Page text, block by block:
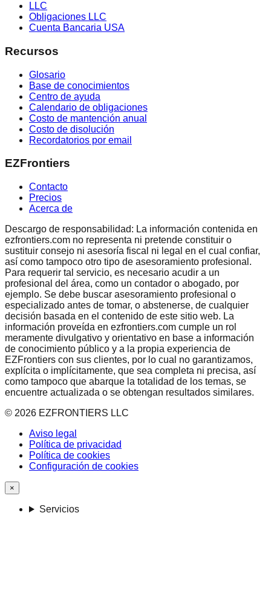
LLC
Obligaciones LLC
Cuenta Bancaria USA
Recursos
Glosario
Base de conocimientos
Centro de ayuda
Calendario de obligaciones
Costo de mantención anual
Costo de disolución
Recordatorios por email
EZFrontiers
Contacto
Precios
Acerca de
Descargo de responsabilidad: La información contenida en
ezfrontiers.com no representa ni pretende constituir o
sustituir consejo ni asesoría fiscal ni legal en el cual confiar,
así como tampoco otro tipo de asesoramiento profesional.
Para requerir tal servicio, es necesario acudir a un
profesional del área, como un contador o abogado, por
ejemplo. Se debe buscar asesoramiento profesional o
especializado antes de tomar, o abstenerse, de cualquier
decisión basada en el contenido de este sitio web. La
información proveída en ezfrontiers.com cumple un rol
meramente divulgativo y orientativo en base a información
de conocimiento público y a la propia experiencia de
EZFrontiers con sus clientes, por lo cual no garantizamos,
explícita o implícitamente, que sea completa ni precisa, así
como tampoco que abarque la totalidad de los temas, se
encuentre actualizada o se obtengan resultados similares.
© 2026 EZFRONTIERS LLC
Aviso legal
Política de privacidad
Política de cookies
Configuración de cookies
×
Servicios